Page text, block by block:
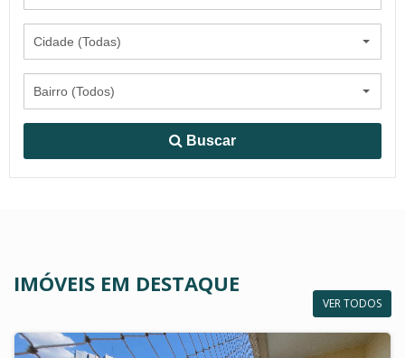
Cidade (Todas)
Bairro (Todos)
Buscar
IMÓVEIS EM DESTAQUE
VER TODOS